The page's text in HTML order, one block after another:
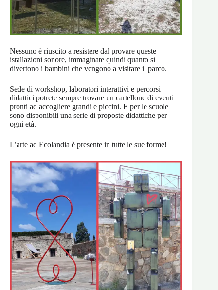
Nessuno è riuscito a resistere dal provare queste
istallazioni sonore, immaginate quindi quanto si
divertono i bambini che vengono a visitare il parco.
Sede di workshop, laboratori interattivi e percorsi
didattici potrete sempre trovare un cartellone di eventi
pronti ad accogliere grandi e piccini. E per le scuole
sono disponibili una serie di proposte didattiche per
ogni età.
L’arte ad Ecolandia è presente in tutte le sue forme!